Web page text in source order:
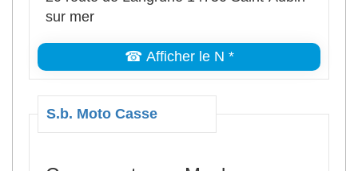
sur mer
☎ Afficher le N *
S.b. Moto Casse